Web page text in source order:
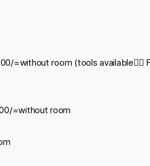
=without room (tools available🧛‍♀️
=without room